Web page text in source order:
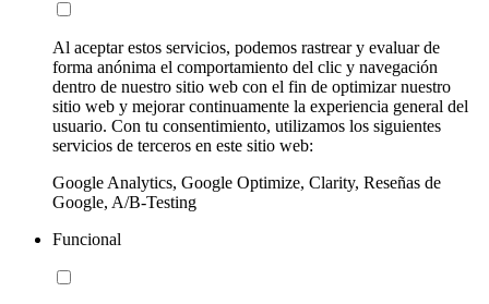
Al aceptar estos servicios, podemos rastrear y evaluar de
forma anónima el comportamiento del clic y navegación
dentro de nuestro sitio web con el fin de optimizar nuestro
sitio web y mejorar continuamente la experiencia general del
usuario. Con tu consentimiento, utilizamos los siguientes
servicios de terceros en este sitio web:
Google Analytics, Google Optimize, Clarity, Reseñas de
Google, A/B-Testing
Funcional